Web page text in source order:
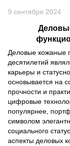
9 сентября 2024
Деловые кожаные
десятилетий
карьеры и
основывается на
прочности и
цифровые
популярнее,
символом
социального
аспекты деловых